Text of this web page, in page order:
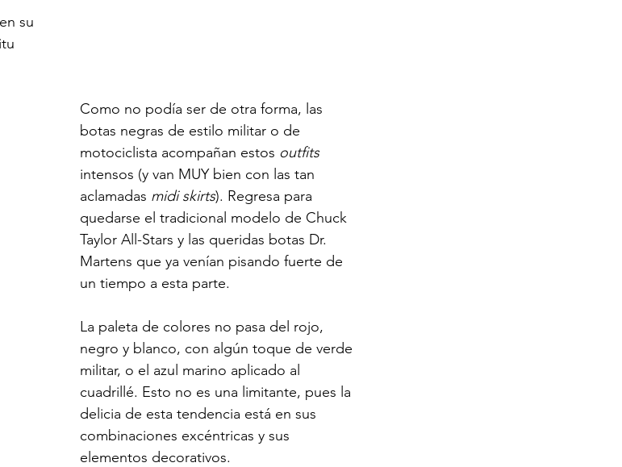
su
Como no podía ser de otra forma, las
botas negras de estilo militar o de
motociclista acompañan estos outfits
intensos (y van MUY bien con las tan
aclamadas midi skirts). Regresa para
quedarse el tradicional modelo de Chuck
Taylor All-Stars y las queridas botas Dr.
Martens que ya venían pisando fuerte de
un tiempo a esta parte.
La paleta de colores no pasa del rojo,
negro y blanco, con algún toque de verde
militar, o el azul marino aplicado al
cuadrillé. Esto no es una limitante, pues la
delicia de esta tendencia está en sus
combinaciones excéntricas y sus
elementos decorativos.